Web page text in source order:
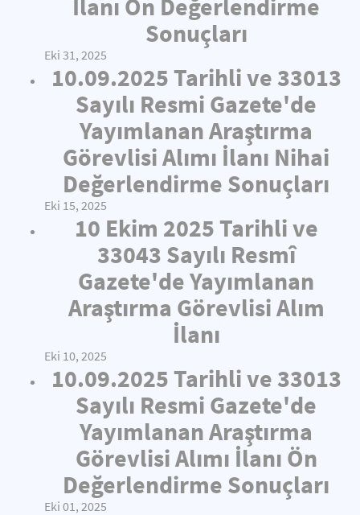
İlanı Ön Değerlendirme
Sonuçları
Eki 31, 2025
10.09.2025 Tarihli ve 33013
Sayılı Resmi Gazete'de
Yayımlanan Araştırma
Görevlisi Alımı İlanı Nihai
Değerlendirme Sonuçları
Eki 15, 2025
10 Ekim 2025 Tarihli ve
33043 Sayılı Resmî
Gazete'de Yayımlanan
Araştırma Görevlisi Alım
İlanı
Eki 10, 2025
10.09.2025 Tarihli ve 33013
Sayılı Resmi Gazete'de
Yayımlanan Araştırma
Görevlisi Alımı İlanı Ön
Değerlendirme Sonuçları
Eki 01, 2025